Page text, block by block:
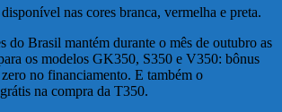
nas cores branca, vermelha e preta.
do Brasil mantém durante o mês de outubro as
os modelos GK350, S350 e V350: bônus
no financiamento. E também o
na compra da T350.